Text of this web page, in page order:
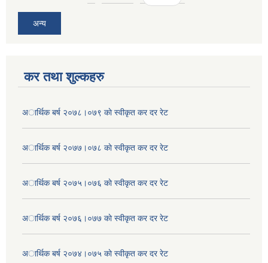
अन्य
कर तथा शुल्कहरु
अार्थिक बर्ष २०७८।०७९ काे स्वीकृत कर दर रेट
अार्थिक बर्ष २०७७।०७८ काे स्वीकृत कर दर रेट
अार्थिक बर्ष २०७५।०७६ काे स्वीकृत कर दर रेट
अार्थिक बर्ष २०७६।०७७ काे स्वीकृत कर दर रेट
अार्थिक बर्ष २०७४।०७५ काे स्वीकृत कर दर रेट